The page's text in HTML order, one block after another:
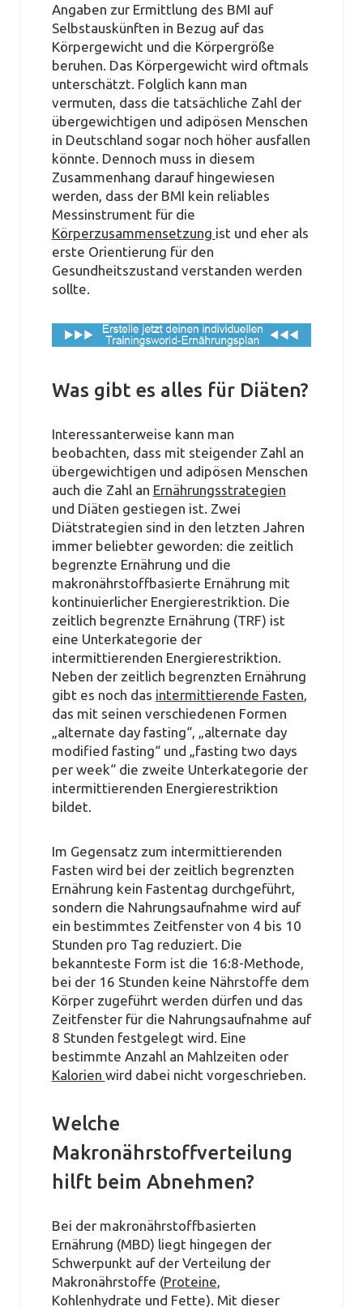
Angaben zur Ermittlung des BMI auf
Selbstauskünften in Bezug auf das
Körpergewicht und die Körpergröße
beruhen. Das Körpergewicht wird oftmals
unterschätzt. Folglich kann man
vermuten, dass die tatsächliche Zahl der
übergewichtigen und adipösen Menschen
in Deutschland sogar noch höher ausfallen
könnte. Dennoch muss in diesem
Zusammenhang darauf hingewiesen
werden, dass der BMI kein reliables
Messinstrument für die
Körperzusammensetzung ist und eher als
erste Orientierung für den
Gesundheitszustand verstanden werden
sollte.
Was gibt es alles für Diäten?
Interessanterweise kann man
beobachten, dass mit steigender Zahl an
übergewichtigen und adipösen Menschen
auch die Zahl an Ernährungsstrategien
und Diäten gestiegen ist. Zwei
Diätstrategien sind in den letzten Jahren
immer beliebter geworden: die zeitlich
begrenzte Ernährung und die
makronährstoffbasierte Ernährung mit
kontinuierlicher Energierestriktion. Die
zeitlich begrenzte Ernährung (TRF) ist
eine Unterkategorie der
intermittierenden Energierestriktion.
Neben der zeitlich begrenzten Ernährung
gibt es noch das intermittierende Fasten,
das mit seinen verschiedenen Formen
„alternate day fasting“, „alternate day
modified fasting“ und „fasting two days
per week“ die zweite Unterkategorie der
intermittierenden Energierestriktion
bildet.
Im Gegensatz zum intermittierenden
Fasten wird bei der zeitlich begrenzten
Ernährung kein Fastentag durchgeführt,
sondern die Nahrungsaufnahme wird auf
ein bestimmtes Zeitfenster von 4 bis 10
Stunden pro Tag reduziert. Die
bekannteste Form ist die 16:8-Methode,
bei der 16 Stunden keine Nährstoffe dem
Körper zugeführt werden dürfen und das
Zeitfenster für die Nahrungsaufnahme auf
8 Stunden festgelegt wird. Eine
bestimmte Anzahl an Mahlzeiten oder
Kalorien wird dabei nicht vorgeschrieben.
Welche
Makronährstoffverteilung
hilft beim Abnehmen?
Bei der makronährstoffbasierten
Ernährung (MBD) liegt hingegen der
Schwerpunkt auf der Verteilung der
Makronährstoffe (Proteine,
Kohlenhydrate und Fette). Mit dieser